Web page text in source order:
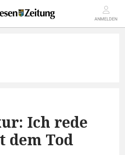
ANMELDEN
Ich rede
dem Tod